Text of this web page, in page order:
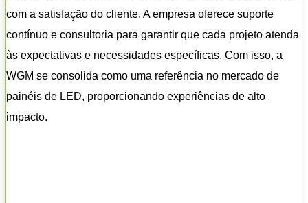
com a satisfação do cliente. A empresa oferece suporte
contínuo e consultoria para garantir que cada projeto atenda
às expectativas e necessidades específicas. Com isso, a
WGM se consolida como uma referência no mercado de
painéis de LED, proporcionando experiências de alto
impacto.